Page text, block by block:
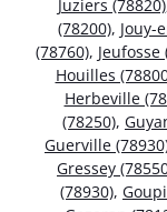
Juziers (78820)
(78200), Jouy-
(78760), Jeufosse
Houilles
Herbeville
(78250),
Guerville
Gressey
(78930),